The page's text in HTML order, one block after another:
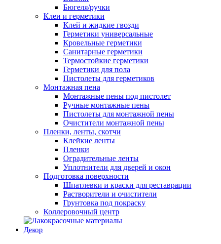
Бюгеля/ручки
Клеи и герметики
Клей и жидкие гвозди
Герметики универсальные
Кровельные герметики
Санитарные герметики
Термостойкие герметики
Герметики для пола
Пистолеты для герметиков
Монтажная пена
Монтажные пены под пистолет
Ручные монтажные пены
Пистолеты для монтажной пены
Очистители монтажной пены
Пленки, ленты, скотчи
Клейкие ленты
Пленки
Оградительные ленты
Уплотнители для дверей и окон
Подготовка поверхности
Шпатлевки и краски для реставрации
Растворители и очистители
Грунтовка под покраску
Коллеровочный центр
Декор